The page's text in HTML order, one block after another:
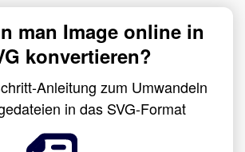
man Image online in
konvertieren?
Anleitung zum Umwandeln
in das SVG-Format